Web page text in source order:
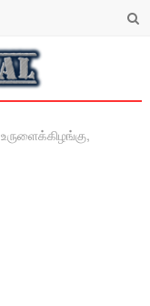
உருளைக்கிழங்கு,